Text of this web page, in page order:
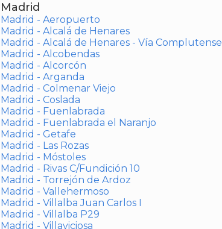
Madrid
Madrid - Aeropuerto
Madrid - Alcalá de Henares
Madrid - Alcalá de Henares - Vía Complutense
Madrid - Alcobendas
Madrid - Alcorcón
Madrid - Arganda
Madrid - Colmenar Viejo
Madrid - Coslada
Madrid - Fuenlabrada
Madrid - Fuenlabrada el Naranjo
Madrid - Getafe
Madrid - Las Rozas
Madrid - Móstoles
Madrid - Rivas C/Fundición 10
Madrid - Torrejón de Ardoz
Madrid - Vallehermoso
Madrid - Villalba Juan Carlos I
Madrid - Villalba P29
Madrid - Villaviciosa